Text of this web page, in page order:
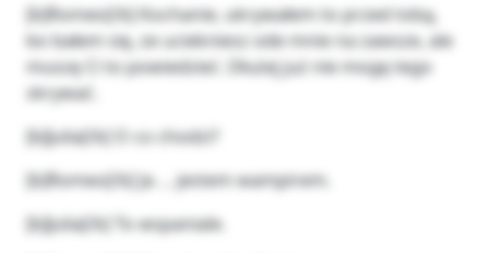
[b]Romeo[/b] Kochanie, ukrywałem to przed tobą,
bo bałem się, ze uciekniesz ode mnie na zawsze, ale
muszę Ci to powiedzieć. Dłużej już nie mogę tego
skrywać.
[b]Julia[/b] O co chodzi?
[b]Romeo[/b] Ja … jestem wampirem.
[b]Julia[/b] To wspaniale.